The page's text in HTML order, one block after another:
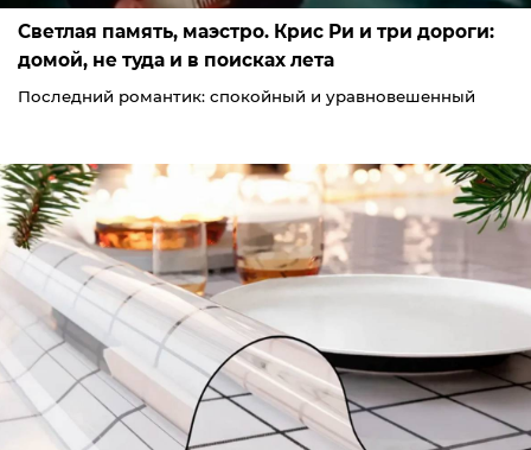
Светлая память, маэстро. Крис Ри и три дороги:
домой, не туда и в поисках лета
Последний романтик: спокойный и уравновешенный